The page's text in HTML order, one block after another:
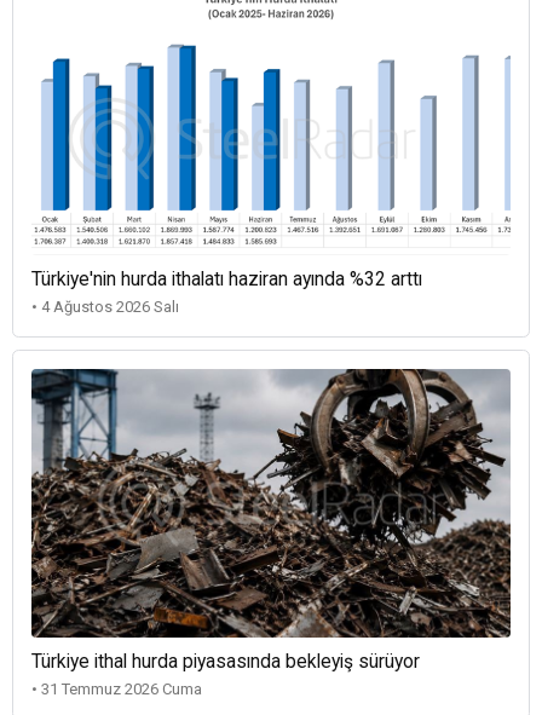
Türkiye'nin hurda ithalatı haziran ayında %32 arttı
• 4 Ağustos 2026 Salı
Türkiye ithal hurda piyasasında bekleyiş sürüyor
• 31 Temmuz 2026 Cuma